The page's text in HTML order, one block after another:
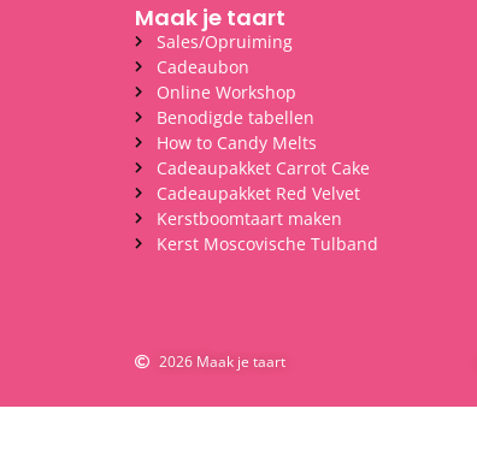
Maak je taart
Sales/Opruiming
Cadeaubon
Online Workshop
Benodigde tabellen
How to Candy Melts
Cadeaupakket Carrot Cake
Cadeaupakket Red Velvet
Kerstboomtaart maken
Kerst Moscovische Tulband
2026 Maak je taart